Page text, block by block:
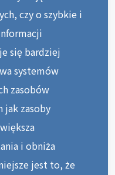
czy o szybkie i
się bardziej
systemów
zasobów
jak zasoby
i obniża
jest to, że